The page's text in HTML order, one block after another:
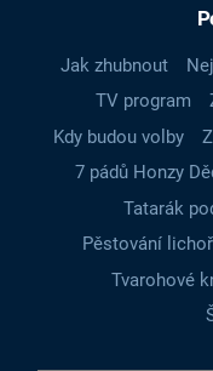
Jak zhubnout
TV program
Kdy budou volby
7 pádů Honzy
Tatarák
Pěstování
Tvarohové